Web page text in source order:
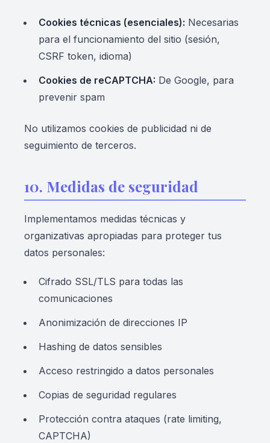
Cookies técnicas (esenciales): Necesarias
para el funcionamiento del sitio (sesión,
CSRF token, idioma)
Cookies de reCAPTCHA: De Google, para
prevenir spam
No utilizamos cookies de publicidad ni de
seguimiento de terceros.
10. Medidas de seguridad
Implementamos medidas técnicas y
organizativas apropiadas para proteger tus
datos personales:
Cifrado SSL/TLS para todas las
comunicaciones
Anonimización de direcciones IP
Hashing de datos sensibles
Acceso restringido a datos personales
Copias de seguridad regulares
Protección contra ataques (rate limiting,
CAPTCHA)